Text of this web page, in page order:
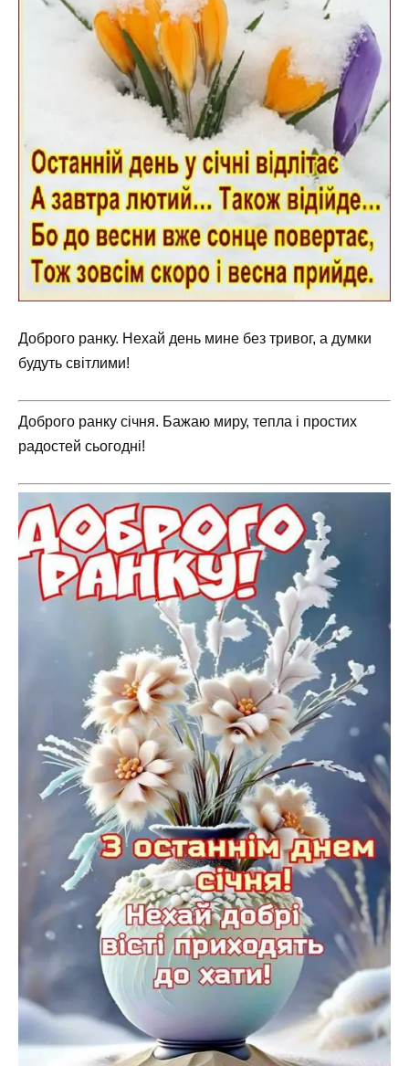
Доброго ранку. Нехай день мине без тривог, а думки
будуть світлими!
Доброго ранку січня. Бажаю миру, тепла і простих
радостей сьогодні!